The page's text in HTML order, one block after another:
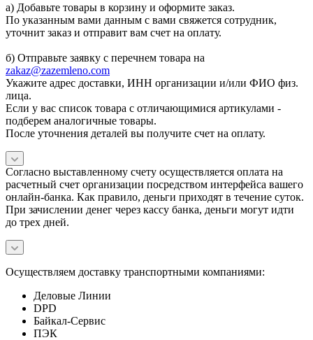
а) Добавьте товары в корзину и оформите заказ.
По указанным вами данным с вами свяжется сотрудник,
уточнит заказ и отправит вам счет на оплату.
б) Отправьте заявку с перечнем товара на
zakaz@zazemleno.com
Укажите адрес доставки, ИНН организации и/или ФИО физ.
лица.
Если у вас список товара с отличающимися артикулами -
подберем аналогичные товары.
После уточнения деталей вы получите счет на оплату.
Согласно выставленному счету осуществляется оплата на
расчетный счет организации посредством интерфейса вашего
онлайн-банка. Как правило, деньги приходят в течение суток.
При зачислении денег через кассу банка, деньги могут идти
до трех дней.
Осуществляем доставку транспортными компаниями:
Деловые Линии
DPD
Байкал-Сервис
ПЭК